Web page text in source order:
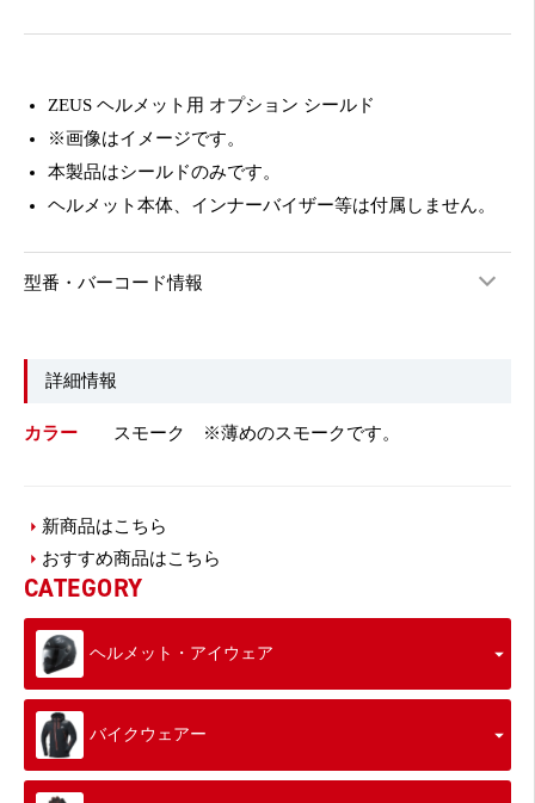
ZEUS ヘルメット用 オプション シールド
※画像はイメージです。
本製品はシールドのみです。
ヘルメット本体、インナーバイザー等は付属しません。
型番・バーコード情報
詳細情報
カラー スモーク ※薄めのスモークです。
新商品はこちら
おすすめ商品はこちら
CATEGORY
ヘルメット・アイウェア
バイクウェアー